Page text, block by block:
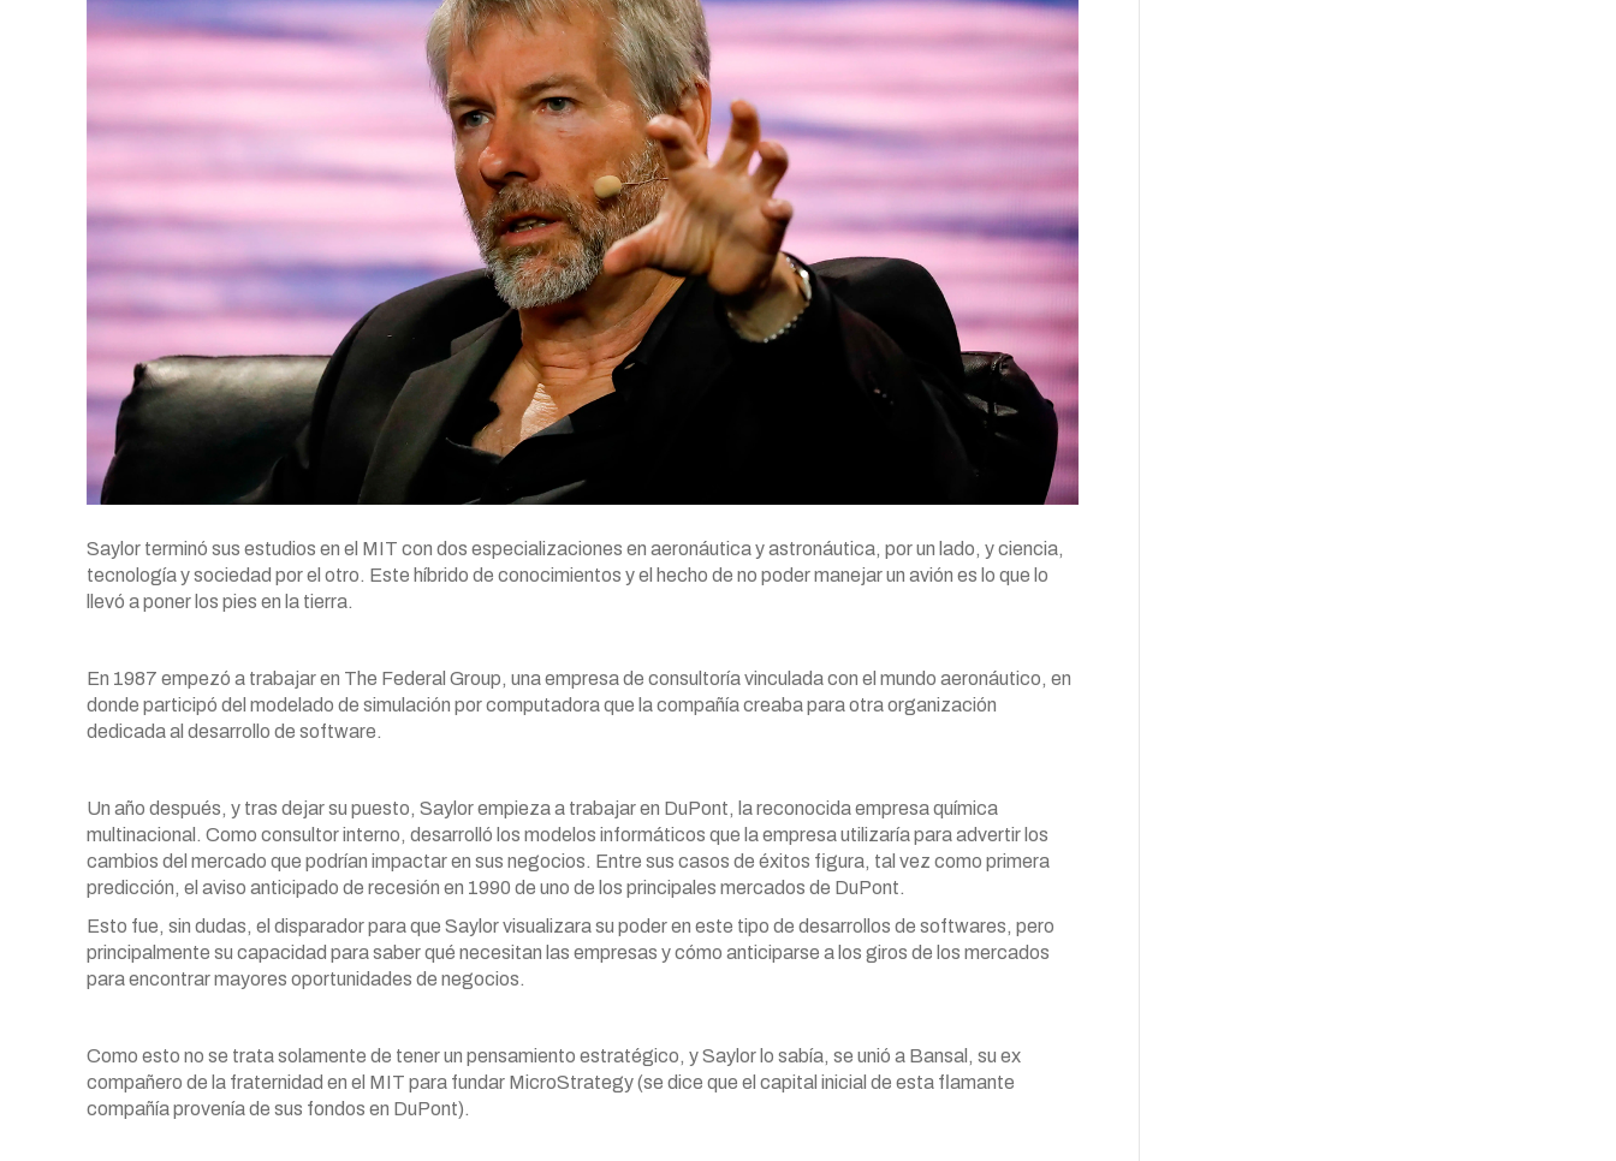
Saylor terminó sus estudios en el MIT con dos especializaciones en aeronáutica y astronáutica, por un lado, y ciencia,
tecnología y sociedad por el otro. Este híbrido de conocimientos y el hecho de no poder manejar un avión es lo que lo
llevó a poner los pies en la tierra.
En 1987 empezó a trabajar en The Federal Group, una empresa de consultoría vinculada con el mundo aeronáutico, en
donde participó del modelado de simulación por computadora que la compañía creaba para otra organización
dedicada al desarrollo de software.
Un año después, y tras dejar su puesto, Saylor empieza a trabajar en DuPont, la reconocida empresa química
multinacional. Como consultor interno, desarrolló los modelos informáticos que la empresa utilizaría para advertir los
cambios del mercado que podrían impactar en sus negocios. Entre sus casos de éxitos figura, tal vez como primera
predicción, el aviso anticipado de recesión en 1990 de uno de los principales mercados de DuPont.
Esto fue, sin dudas, el disparador para que Saylor visualizara su poder en este tipo de desarrollos de softwares, pero
principalmente su capacidad para saber qué necesitan las empresas y cómo anticiparse a los giros de los mercados
para encontrar mayores oportunidades de negocios.
Como esto no se trata solamente de tener un pensamiento estratégico, y Saylor lo sabía, se unió a Bansal, su ex
compañero de la fraternidad en el MIT para fundar MicroStrategy (se dice que el capital inicial de esta flamante
compañía provenía de sus fondos en DuPont).